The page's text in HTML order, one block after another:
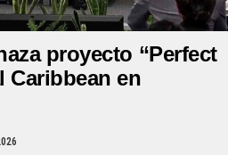
proyecto “Perfect
Caribbean en